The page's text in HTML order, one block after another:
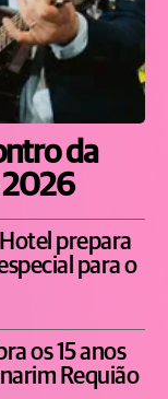
da
2026
prepara
para o
os 15 anos
Requião